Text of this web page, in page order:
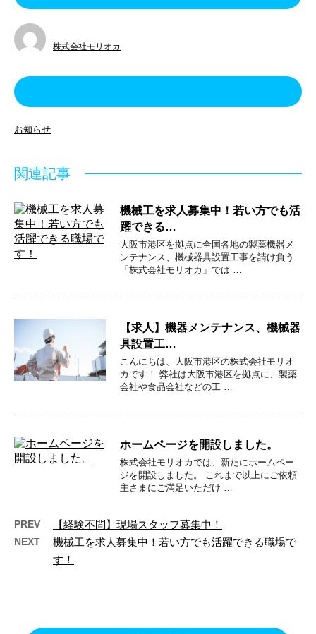
株式会社モリオカ
お知らせ
関連記事
機械工を求人募集中！若い方でも活
躍できる…
大阪市港区を拠点に全国各地の製薬機器メ
ンテナンス、機械器具設置工事を請け負う
「株式会社モリオカ」では …
【求人】機器メンテナンス、機械器
具設置工…
こんにちは、大阪市港区の株式会社モリオ
カです！ 弊社は大阪市港区を拠点に、製薬
会社や食品会社などの工 …
ホームページを開設しました。
株式会社モリオカでは、新たにホームペー
ジを開設しました。 これまで以上にご依頼
主さまにご満足いただけ …
PREV 【経験不問】現場スタッフ募集中！
NEXT
機械工を求人募集中！若い方でも活躍できる職場で
す！